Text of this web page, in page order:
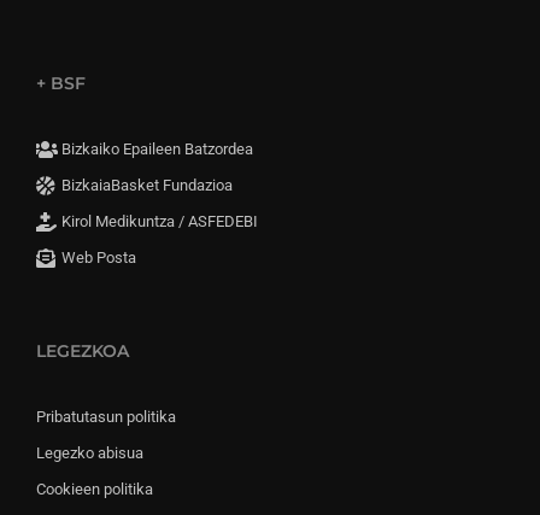
+ BSF
Bizkaiko Epaileen Batzordea
BizkaiaBasket Fundazioa
Kirol Medikuntza / ASFEDEBI
Web Posta
LEGEZKOA
Pribatutasun politika
Legezko abisua
Cookieen politika